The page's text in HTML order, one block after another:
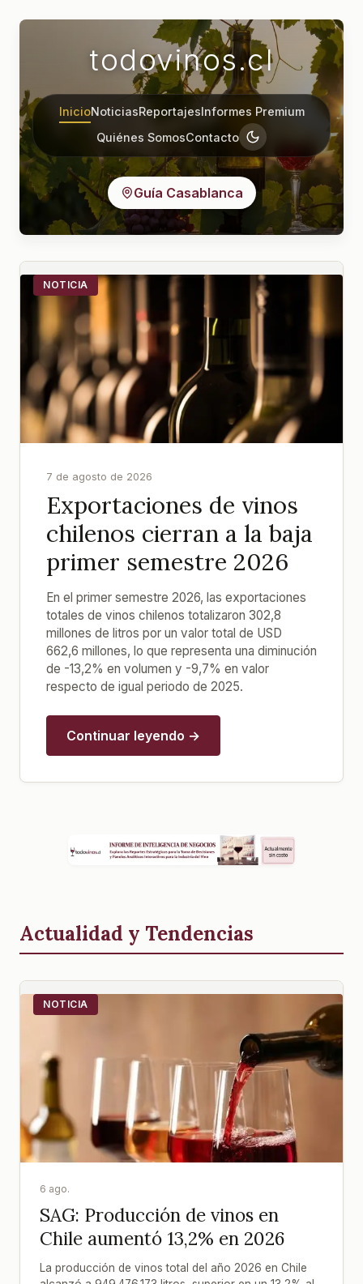
todovinos.cl
InicioNoticiasReportajesInformes Premium
Quiénes SomosContacto
Guía Casablanca
NOTICIA
7 de agosto de 2026
Exportaciones de vinos
chilenos cierran a la baja
primer semestre 2026
En el primer semestre 2026, las exportaciones
totales de vinos chilenos totalizaron 302,8
millones de litros por un valor total de USD
662,6 millones, lo que representa una diminución
de -13,2% en volumen y -9,7% en valor
respecto de igual periodo de 2025.
Continuar leyendo →
Actualidad y Tendencias
NOTICIA
6 ago.
SAG: Producción de vinos en
Chile aumentó 13,2% en 2026
La producción de vinos total del año 2026 en Chile